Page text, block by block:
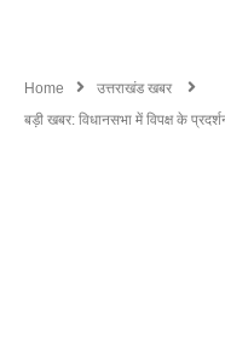
Home
उत्तराखंड खबर
बड़ी खबर: विधानसभा में विपक्ष के